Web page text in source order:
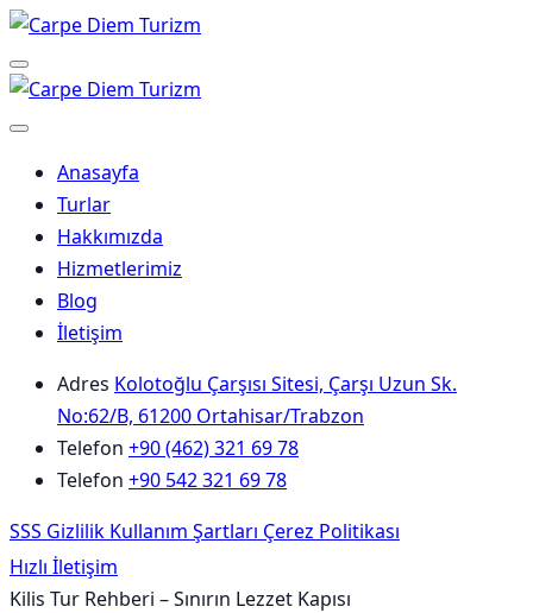
Skip
to
content
Menu
Anasayfa
Turlar
Hakkımızda
Hizmetlerimiz
Blog
İletişim
Adres Kolotoğlu Çarşısı Sitesi, Çarşı Uzun Sk.
No:62/B, 61200 Ortahisar/Trabzon
Telefon +90 (462) 321 69 78
Telefon +90 542 321 69 78
SSS Gizlilik Kullanım Şartları Çerez Politikası
Hızlı İletişim
Kilis Tur Rehberi – Sınırın Lezzet Kapısı